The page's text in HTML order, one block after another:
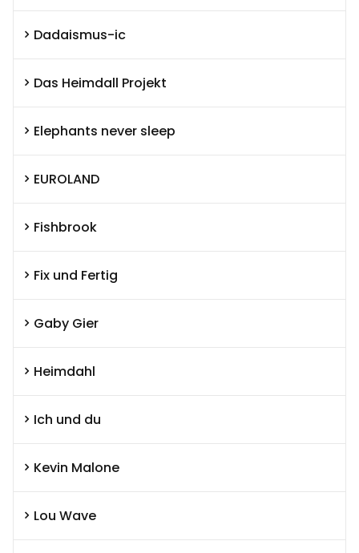
Dadaismus-ic
Das Heimdall Projekt
Elephants never sleep
EUROLAND
Fishbrook
Fix und Fertig
Gaby Gier
Heimdahl
Ich und du
Kevin Malone
Lou Wave